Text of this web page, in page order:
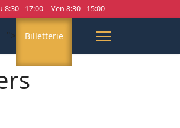
8:30 - 17:00 | Ven 8:30 - 15:00
"> Billetterie